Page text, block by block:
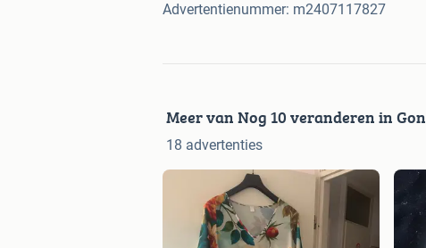
Advertentienummer: m2407117827
Meer van Nog 10 veranderen in Gon
18 advertenties